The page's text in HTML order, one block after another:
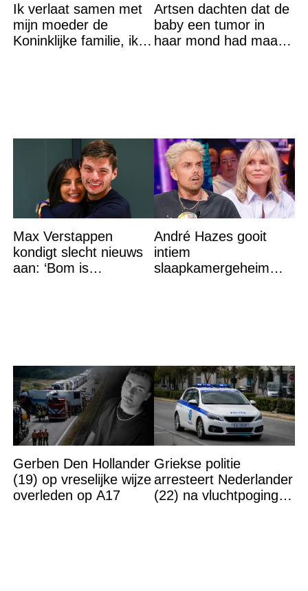
Ik verlaat samen met
mijn moeder de
Koninklijke familie, ik
Artsen dachten dat de
baby een tumor in
haar mond had maar
Max Verstappen
kondigt slecht nieuws
aan: ‘Bom is
André Hazes gooit
intiem
slaapkamergeheim
Gerben Den Hollander
(19) op vreselijke wijze
overleden op A17
Griekse politie
arresteert Nederlander
(22) na vluchtpoging,